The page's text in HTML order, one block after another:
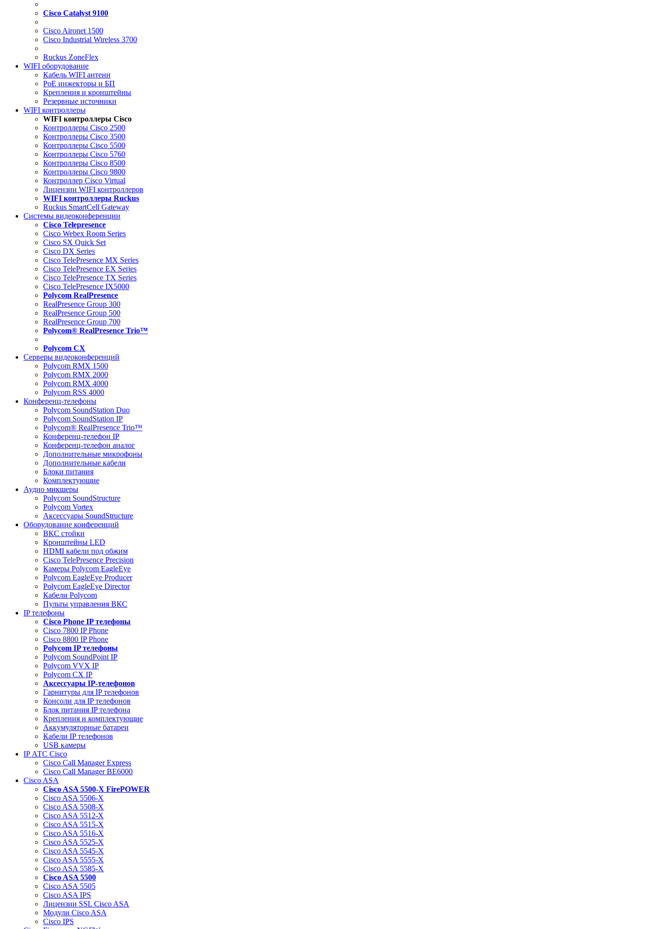
Cisco Catalyst 9100
Cisco Aironet 1500
Cisco Industrial Wireless 3700
Ruckus ZoneFlex
WIFI оборудование
Кабель WIFI антенн
PoE инжекторы и БП
Крепления и кронштейны
Резервные источники
WIFI контроллеры
WIFI контроллеры Cisco
Контроллеры Cisco 2500
Контроллеры Cisco 3500
Контроллеры Cisco 5500
Контроллеры Cisco 5760
Контроллеры Cisco 8500
Контроллеры Cisco 9800
Контроллер Cisco Virtual
Лицензии WIFI контроллеров
WIFI контроллеры Ruckus
Ruckus SmartCell Gateway
Системы видеоконференции
Cisco Telepresence
Cisco Webex Room Series
Cisco SX Quick Set
Cisco DX Series
Cisco TelePresence MX Series
Cisco TelePresence EX Series
Cisco TelePresence TX Series
Cisco TelePresence IX5000
Polycom RealPresence
RealPresence Group 300
RealPresence Group 500
RealPresence Group 700
Polycom® RealPresence Trio™
Polycom CX
Серверы видеоконференций
Polycom RMX 1500
Polycom RMX 2000
Polycom RMX 4000
Polycom RSS 4000
Конференц-телефоны
Polycom SoundStation Duo
Polycom SoundStation IP
Polycom® RealPresence Trio™
Конференц-телефон IP
Конференц-телефон аналог
Дополнительные микрофоны
Дополнительные кабели
Блоки питания
Комплектующие
Аудио микшеры
Polycom SoundStructure
Polycom Vortex
Аксессуары SoundStructure
Оборудование конференций
ВКС стойки
Кронштейны LED
HDMI кабели под обжим
Cisco TelePresence Precision
Камеры Polycom EagleEye
Polycom EagleEye Producer
Polycom EagleEye Director
Кабели Polycom
Пульты управления ВКС
IP телефоны
Сisco Phone IP телефоны
Cisco 7800 IP Phone
Cisco 8800 IP Phone
Polycom IP телефоны
Polycom SoundPoint IP
Polycom VVX IP
Polycom CX IP
Аксессуары IP-телефонов
Гарнитуры для IP телефонов
Консоли для IP телефонов
Блок питания IP телефона
Крепления и комплектующие
Аккумуляторные батареи
Кабели IP телефонов
USB камеры
IP АТС Cisco
Cisco Call Manager Express
Cisco Call Manager BE6000
Cisco ASA
Cisco ASA 5500-X FirePOWER
Cisco ASA 5506-X
Cisco ASA 5508-X
Cisco ASA 5512-X
Cisco ASA 5515-X
Cisco ASA 5516-X
Cisco ASA 5525-X
Cisco ASA 5545-X
Cisco ASA 5555-X
Cisco ASA 5585-X
Cisco ASA 5500
Cisco ASA 5505
Cisco ASA IPS
Лицензии SSL Cisco ASA
Модули Cisco ASA
Cisco IPS